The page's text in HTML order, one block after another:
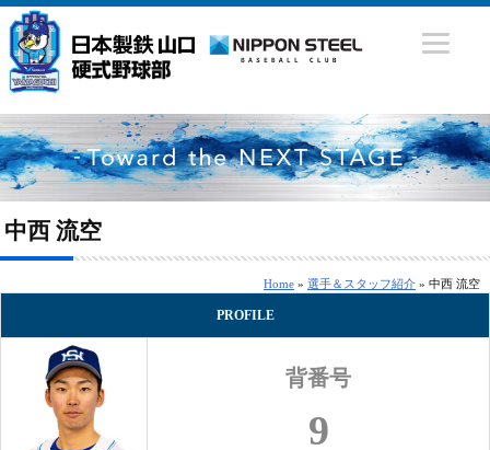
中西 流空
Home »選手＆スタッフ紹介 » 中西 流空
PROFILE
背番号
9